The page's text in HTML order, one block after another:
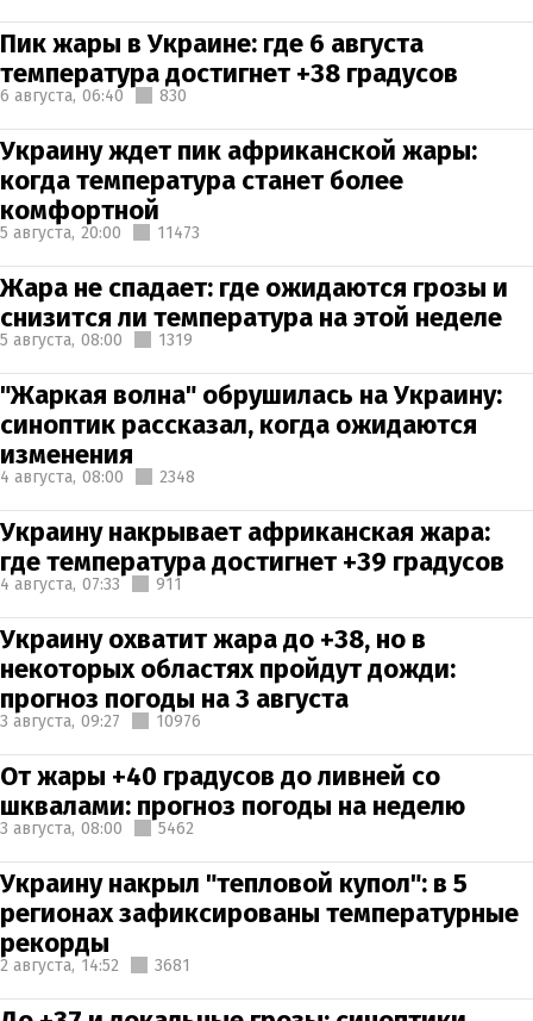
Пик жары в Украине: где 6 августа
температура достигнет +38 градусов
6 августа, 06:40 830
Украину ждет пик африканской жары:
когда температура станет более
комфортной
5 августа, 20:00 11473
Жара не спадает: где ожидаются грозы и
снизится ли температура на этой неделе
5 августа, 08:00 1319
"Жаркая волна" обрушилась на Украину:
синоптик рассказал, когда ожидаются
изменения
4 августа, 08:00 2348
Украину накрывает африканская жара:
где температура достигнет +39 градусов
4 августа, 07:33 911
Украину охватит жара до +38, но в
некоторых областях пройдут дожди:
прогноз погоды на 3 августа
3 августа, 09:27 10976
От жары +40 градусов до ливней со
шквалами: прогноз погоды на неделю
3 августа, 08:00 5462
Украину накрыл "тепловой купол": в 5
регионах зафиксированы температурные
рекорды
2 августа, 14:52 3681